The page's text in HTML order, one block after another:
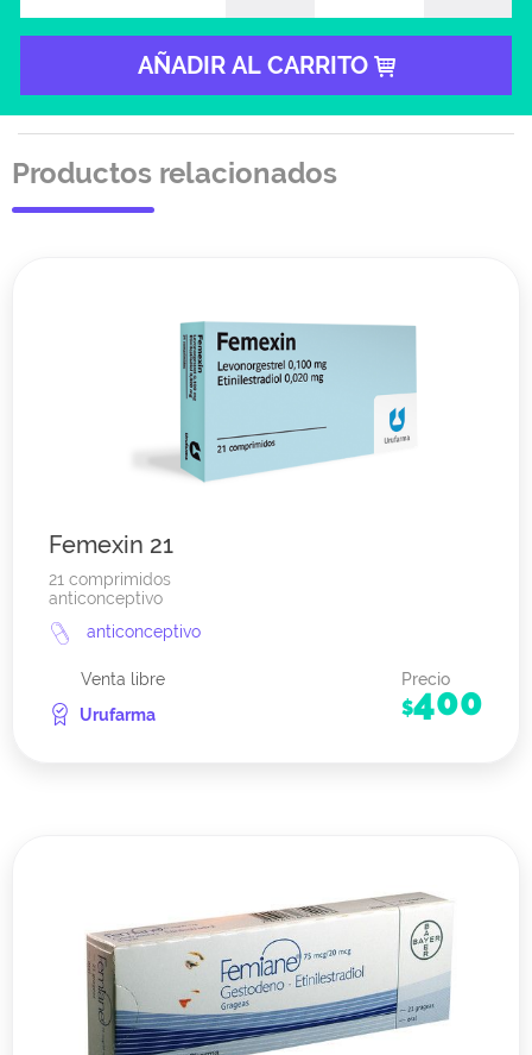
AÑADIR AL CARRITO
Productos relacionados
Femexin 21
21 comprimidos
anticonceptivo
anticonceptivo
Venta libre
Urufarma
Precio
$400